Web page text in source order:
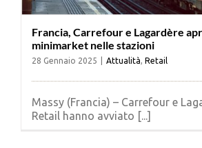
CATEGORIE
CONTATTI
Cerca
Francia, Carrefour e Lagardère
minimarket nelle stazioni
28 Gennaio 2025 Attualità Retail
Massy (Francia) – Carrefour e
Retail hanno avviato [...]